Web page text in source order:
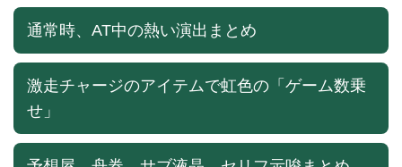
通常時、AT中の熱い演出まとめ
激走チャージのアイテムで虹色の「ゲーム数乗
せ」